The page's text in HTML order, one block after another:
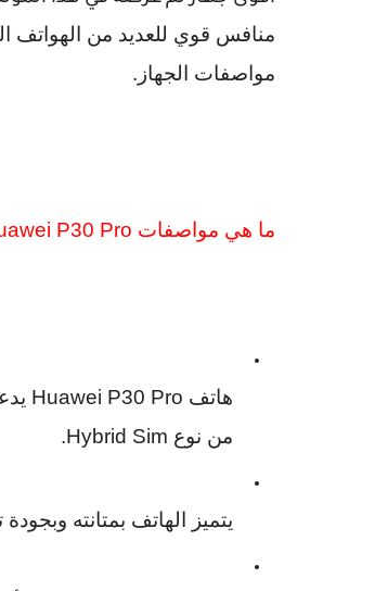
منافس قوي للعديد من الهواتف
مواصفات الجهاز.
ما هي مواصفات P30 Pro
هاتف Huawei P30 Pro
من نوع Hybrid Sim
.
يتميز الهاتف بمتانته